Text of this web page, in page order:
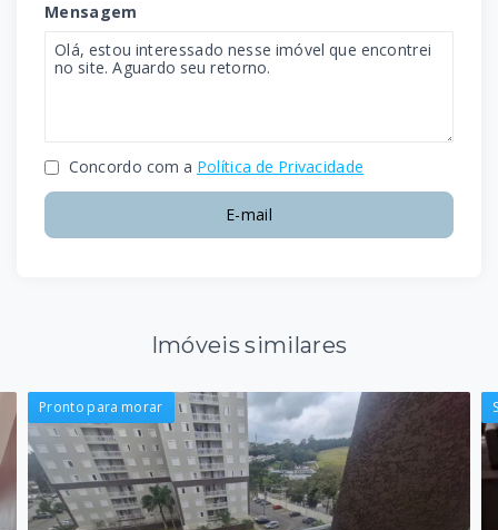
Mensagem
Concordo com a Política de Privacidade
E-mail
Imóveis similares
Pronto para morar